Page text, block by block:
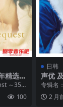
精选集
～35th
100
日韩
声优
专辑名
or You
2 月